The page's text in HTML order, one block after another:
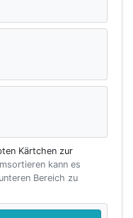
Kärtchen zur
kann es
Bereich zu